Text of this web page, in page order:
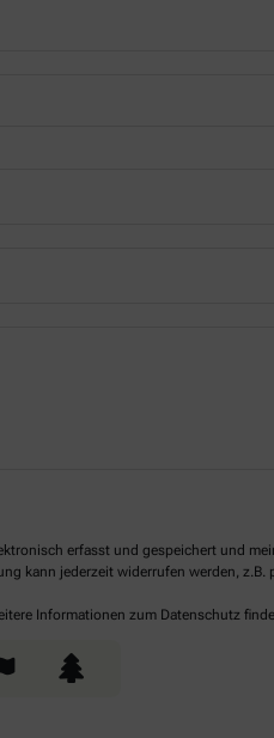
erfasst und gespeichert und
kann jederzeit widerrufen werden, z.B.
Informationen zum Datenschutz